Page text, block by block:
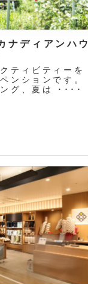
ディアンハウ
ティビティーを
ンションです。
グ、夏は ････